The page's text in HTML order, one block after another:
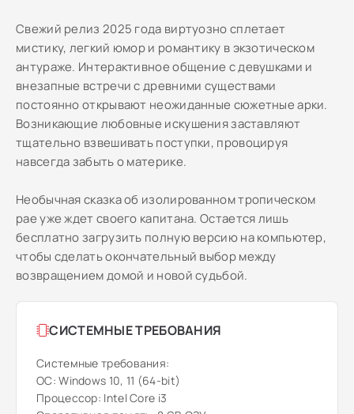
Свежий релиз 2025 года виртуозно сплетает
мистику, легкий юмор и романтику в экзотическом
антураже. Интерактивное общение с девушками и
внезапные встречи с древними существами
постоянно открывают неожиданные сюжетные арки.
Возникающие любовные искушения заставляют
тщательно взвешивать поступки, провоцируя
навсегда забыть о материке.
Необычная сказка об изолированном тропическом
рае уже ждет своего капитана. Остается лишь
бесплатно загрузить полную версию на компьютер,
чтобы сделать окончательный выбор между
возвращением домой и новой судьбой.
СИСТЕМНЫЕ ТРЕБОВАНИЯ
Системные требования:
ОС: Windows 10, 11 (64-bit)
Процессор: Intel Core i3